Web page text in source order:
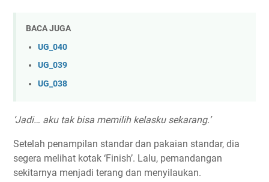
BACA JUGA
UG_040
UG_039
UG_038
‘Jadi… aku tak bisa memilih kelasku sekarang.’
Setelah penampilan standar dan pakaian standar, dia
segera melihat kotak ‘Finish’. Lalu, pemandangan
sekitarnya menjadi terang dan menyilaukan.